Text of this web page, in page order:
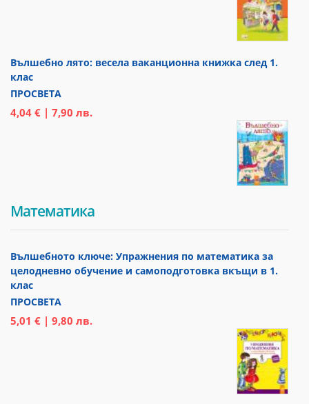
Вълшебно лято: весела ваканционна книжка след 1.
клас
ПРОСВЕТА
4,04 € | 7,90 лв.
Математика
Вълшебното ключе: Упражнения по математика за
целодневно обучение и самоподготовка вкъщи в 1.
клас
ПРОСВЕТА
5,01 € | 9,80 лв.